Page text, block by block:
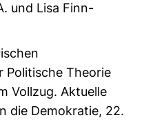
und Lisa Finn-
Politische Theorie
Vollzug. Aktuelle
die Demokratie, 22.